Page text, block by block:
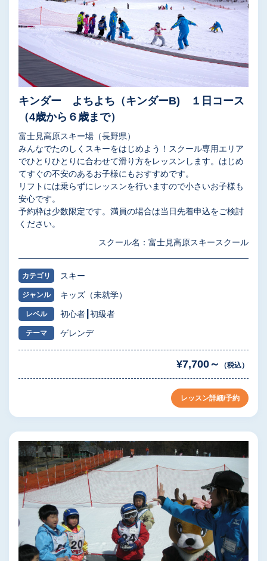
キンダー よちよち（キンダーB) １日コース
（4歳から６歳まで）
富士見高原スキー場（長野県）
みんなでたのしくスキーをはじめよう！スクール専用エリア
でひとりひとりに合わせて滑り方をレッスンします。はじめ
てすぐの不安のあるお子様にもおすすめです。
リフトには乗らずにレッスンを行いますので小さいお子様も
安心です。
予約枠は少数限定です。満員の場合は当日先着申込をご検討
ください。
スクール名：富士見高原スキースクール
カテゴリ スキー
ジャンル キッズ（未就学）
レベル 初心者 初級者
テーマ ゲレンデ
¥7,700～ （税込）
レッスン詳細/予約